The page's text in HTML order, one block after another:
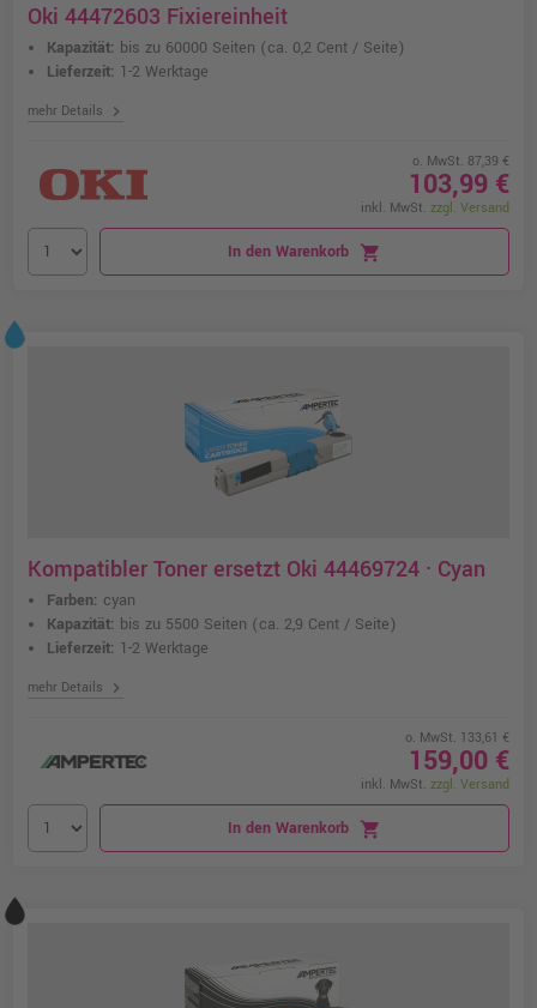
Oki 44472603 Fixiereinheit
Kapazität: bis zu 60000 Seiten (ca. 0,2 Cent / Seite)
Lieferzeit: 1-2 Werktage
mehr Details chevron_right
o. MwSt. 87,39 €
103,99 €
inkl. MwSt. zzgl. Versand
In den Warenkorb shopping_cart
Kompatibler Toner ersetzt Oki 44469724 · Cyan
Farben: cyan
Kapazität: bis zu 5500 Seiten (ca. 2,9 Cent / Seite)
Lieferzeit: 1-2 Werktage
mehr Details chevron_right
o. MwSt. 133,61 €
159,00 €
inkl. MwSt. zzgl. Versand
In den Warenkorb shopping_cart